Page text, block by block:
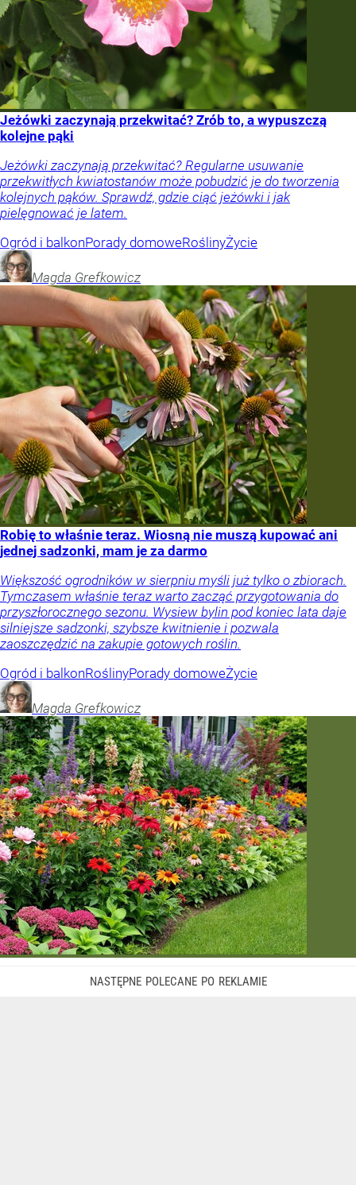
Jeżówki zaczynają przekwitać? Zrób to, a wypuszczą
kolejne pąki
Jeżówki zaczynają przekwitać? Regularne usuwanie
przekwitłych kwiatostanów może pobudzić je do tworzenia
kolejnych pąków. Sprawdź, gdzie ciąć jeżówki i jak
pielęgnować je latem.
Ogród i balkonPorady domoweRoślinyŻycie
Magda Grefkowicz
Robię to właśnie teraz. Wiosną nie muszą kupować ani
jednej sadzonki, mam je za darmo
Większość ogrodników w sierpniu myśli już tylko o zbiorach.
Tymczasem właśnie teraz warto zacząć przygotowania do
przyszłorocznego sezonu. Wysiew bylin pod koniec lata daje
silniejsze sadzonki, szybsze kwitnienie i pozwala
zaoszczędzić na zakupie gotowych roślin.
Ogród i balkonRoślinyPorady domoweŻycie
Magda Grefkowicz